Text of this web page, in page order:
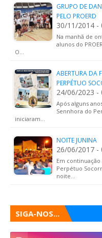
GRUPO DE
PELO PROERD
30/11/2014 -
Na manhã de
alunos do
O…
ABERTURA DA
PERPÉTUO
24/06/2023 -
Após alguns
Sennhora do
iniciaram…
NOITE JUNINA
26/06/2017 -
Em
Perpétuo
noite…
SIGA-NOS...